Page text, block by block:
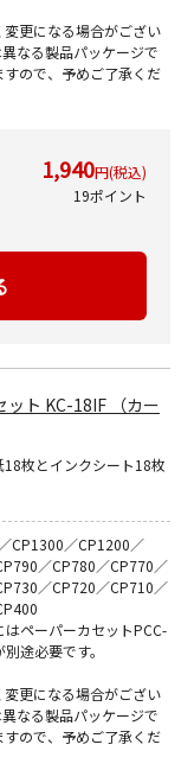
変更になる場合がござい
なる製品パッケージで
ので、予めご了承くだ
1,940円(税込)
19ポイント
ト KC-18IF （カー
枚とインクシート18枚
CP1300／CP1200／
／CP780／CP770／
／CP720／CP710／
ペーパーカセットPCC-
途必要です。
変更になる場合がござい
なる製品パッケージで
ので、予めご了承くだ